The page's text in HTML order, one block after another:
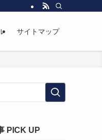
サイトマップ
PICK UP